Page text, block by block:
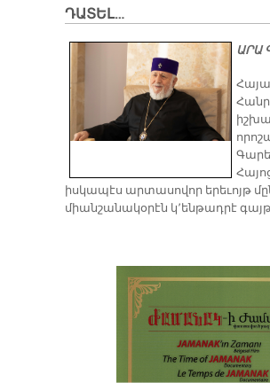
ԴԱՏԵԼ…
ԱՐԱ
իսկապէս արտասովոր երեւոյթ
միանշանակօրէն կ՚ենթադրէ